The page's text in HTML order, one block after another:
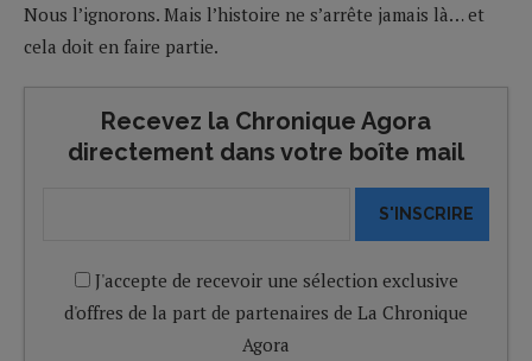
Nous l’ignorons. Mais l’histoire ne s’arrête jamais là… et
cela doit en faire partie.
Recevez la Chronique Agora
directement dans votre boîte mail
S'INSCRIRE
J'accepte de recevoir une sélection exclusive
d'offres de la part de partenaires de La Chronique
Agora